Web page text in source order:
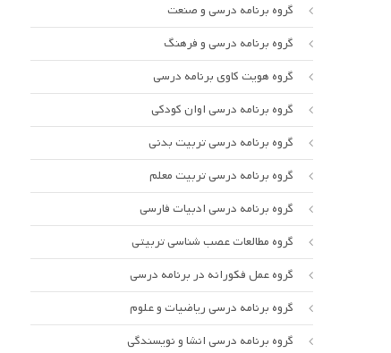
گروه برنامه درسی و صنعت
گروه برنامه درسی و فرهنگ
گروه هویت کاوی برنامه درسی
گروه برنامه درسی اوان کودکی
گروه برنامه درسی تربیت بدنی
گروه برنامه درسی تربیت معلم
گروه برنامه درسی ادبیات فارسی
گروه مطالعات عصب شناسی تربیتی
گروه عمل فکورانه در برنامه درسی
گروه برنامه درسی ریاضیات و علوم
گروه برنامه درسی انشا و نویسندگی